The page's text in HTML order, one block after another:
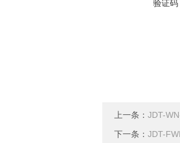
验证码
上一条： JDT-
下一条： JDT-